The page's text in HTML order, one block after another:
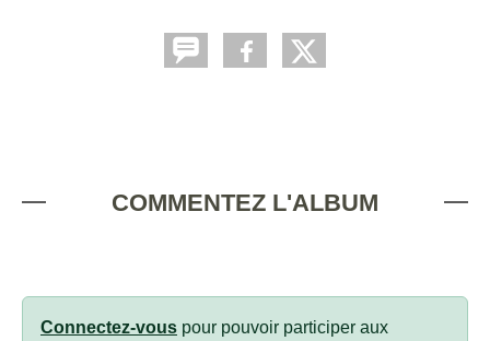
COMMENTEZ L'ALBUM
Connectez-vous pour pouvoir participer aux